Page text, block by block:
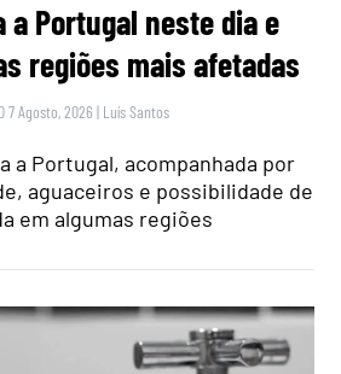
a Portugal neste dia e
regiões mais afetadas
7 Agosto, 2026 | Luís Santos
a Portugal, acompanhada por
aguaceiros e possibilidade de
em algumas regiões